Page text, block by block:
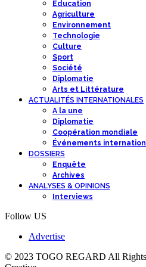
Education
Agriculture
Environnement
Technologie
Culture
Sport
Société
Diplomatie
Arts et Littérature
ACTUALITÉS INTERNATIONALES
A la une
Diplomatie
Coopération mondiale
Événements
DOSSIERS
Enquête
Archives
ANALYSES & OPINIONS
Interviews
Follow US
Advertise
© 2023 TOGO REGARD All